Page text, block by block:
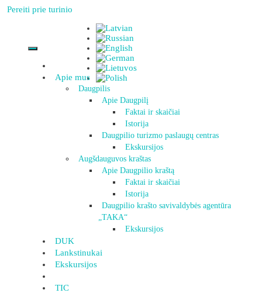
Pereiti prie turinio
Apie mus
Daugpilis
Apie Daugpilį
Faktai ir skaičiai
Istorija
Daugpilio turizmo paslaugų centras
Ekskursijos
Augšdauguvos kraštas
Apie Daugpilio kraštą
Faktai ir skaičiai
Istorija
Daugpilio krašto savivaldybės agentūra
„TAKA“
Ekskursijos
DUK
Lankstinukai
Ekskursijos
TIC